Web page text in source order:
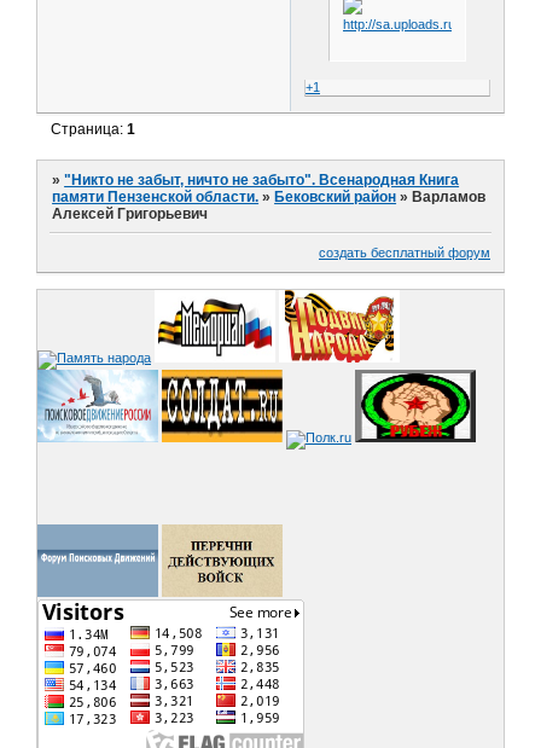
+1
Страница:1
»"Никто не забыт, ничто не забыто". Всенародная Книга
памяти Пензенской области. » Бековский район » Варламов
Алексей Григорьевич
создать бесплатный форум